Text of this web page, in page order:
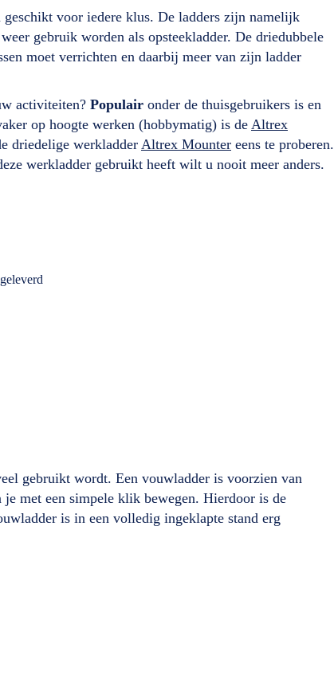
voor iedere klus. De ladders zijn namelijk
gebruik worden als opsteekladder. De driedubbele
moet verrichten en daarbij meer van zijn ladder
activiteiten? Populair onder de thuisgebruikers is en
op hoogte werken (hobbymatig) is de Altrex
driedelige werkladder Altrex Mounter eens te proberen.
werkladder gebruikt heeft wilt u nooit meer anders.
gebruikt wordt. Een vouwladder is voorzien van
met een simpele klik bewegen. Hierdoor is de
is in een volledig ingeklapte stand erg